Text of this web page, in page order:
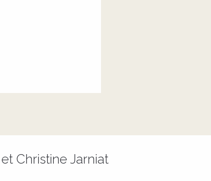
Christine Jarniat